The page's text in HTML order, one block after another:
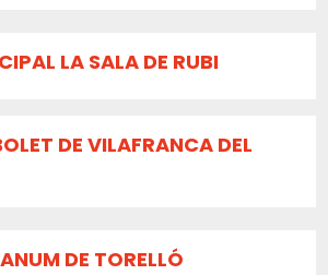
LA SALA DE RUBI
DE VILAFRANCA DEL
DE TORELLÓ